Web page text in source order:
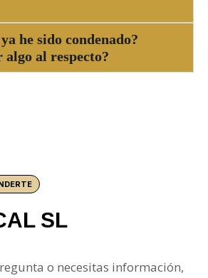
he sido condenado?
algo al respecto?
SL
o necesitas información,